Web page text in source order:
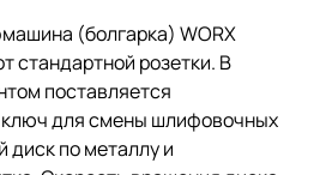
(болгарка) WORX
стандартной розетки. В
поставляется
для смены шлифовочных
по металлу и